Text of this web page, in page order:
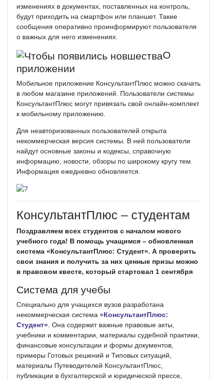
изменениях в документах, поставленных на контроль,
будут приходить на смартфон или планшет. Такие
сообщения оперативно проинформируют пользователя
о важных для него изменениях.
О
приложении
Мобильное приложение КонсультантПлюс можно скачать
в любом магазине приложений. Пользователи системы
КонсультантПлюс могут привязать свой онлайн-комплект
к мобильному приложению.
Для неавторизованных пользователей открыта
некоммерческая версия системы. В ней пользователи
найдут основные законы и кодексы, справочную
информацию, новости, обзоры по широкому кругу тем.
Информация ежедневно обновляется.
КонсультантПлюс – студентам
Поздравляем всех студентов с началом нового
учебного года! В помощь учащимся – обновленная
система «КонсультантПлюс: Студент». А проверить
свои знания и получить за них ценные призы можно
в правовом квесте, который стартовал 1 сентября
Система для учебы
Специально для учащихся вузов разработана
некоммерческая система «КонсультантПлюс:
Студент». Она содержит важные правовые акты,
учебники и комментарии, материалы судебной практики,
финансовые консультации и формы документов,
примеры Готовых решений и Типовых ситуаций,
материалы Путеводителей КонсультантПлюс,
публикации в бухгалтерской и юридической прессе,